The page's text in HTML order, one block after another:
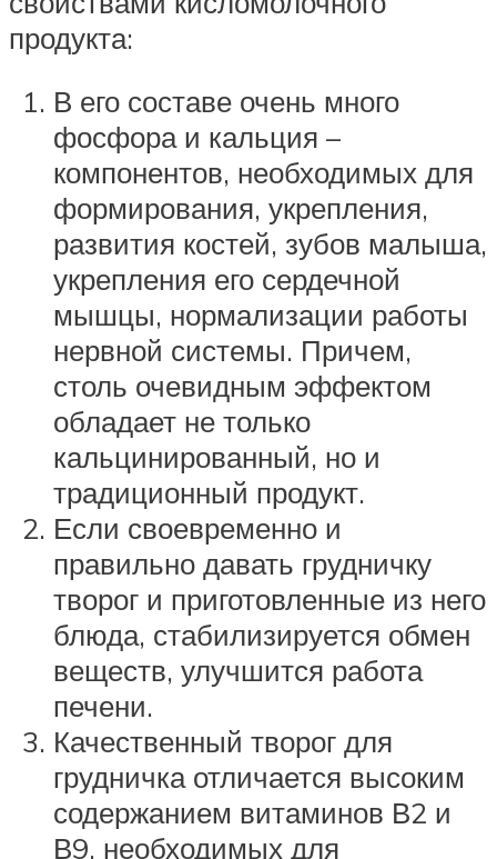
продукта:
В его составе очень много
фосфора и кальция –
компонентов, необходимых для
формирования, укрепления,
развития костей, зубов малыша,
укрепления его сердечной
мышцы, нормализации работы
нервной системы. Причем,
столь очевидным эффектом
обладает не только
кальцинированный, но и
традиционный продукт.
Если своевременно и
правильно давать грудничку
творог и приготовленные из него
блюда, стабилизируется обмен
веществ, улучшится работа
печени.
Качественный творог для
грудничка отличается высоким
содержанием витаминов В2 и
В9, необходимых для